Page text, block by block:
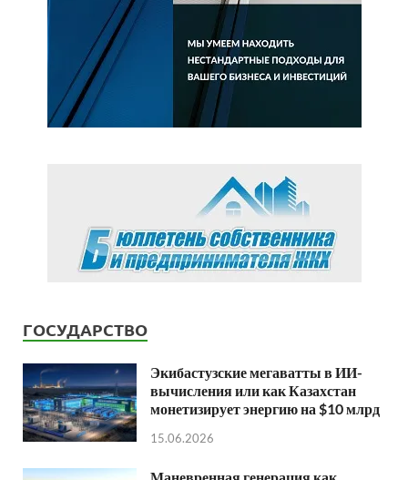
ГОСУДАРСТВО
Экибастузские мегаватты в ИИ-
вычисления или как Казахстан
монетизирует энергию на $10 млрд
15.06.2026